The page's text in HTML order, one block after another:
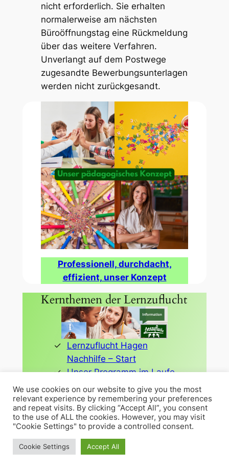
nicht erforderlich. Sie erhalten
normalerweise am nächsten
Büroöffnungstag eine Rückmeldung
über das weitere Verfahren.
Unverlangt auf dem Postwege
zugesandte Bewerbungsunterlagen
werden nicht zurückgesandt.
Professionell, durchdacht,
effizient, unser Konzept
Kernthemen der Lernzuflucht
Lernzuflucht Hagen
Nachhilfe – Start
Unser Programm im Laufe
des Jahres
Wer lernt bei uns?
Pädagogisches Konzept
Abiturvorbereitung Hagen
LRS Lese-Rechtschreib-
Schwäche
We use cookies on our website to give you the most
relevant experience by remembering your preferences
and repeat visits. By clicking “Accept All”, you consent
to the use of ALL the cookies. However, you may visit
"Cookie Settings" to provide a controlled consent.
Cookie Settings Accept All